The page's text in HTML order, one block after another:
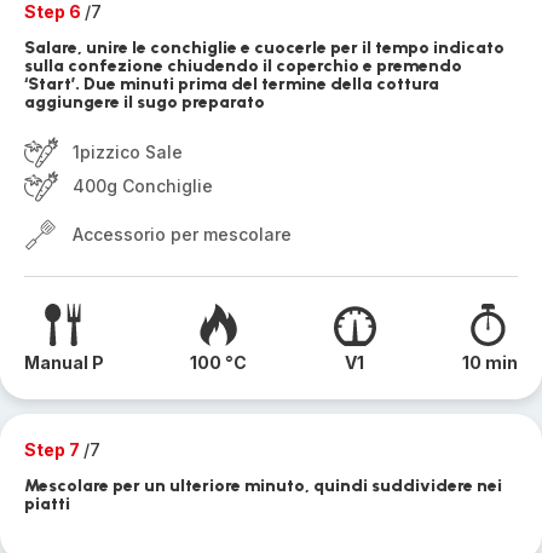
Step 6 /7
Salare, unire le conchiglie e cuocerle per il tempo indicato
sulla confezione chiudendo il coperchio e premendo
‘Start’. Due minuti prima del termine della cottura
aggiungere il sugo preparato
1pizzico Sale
400g Conchiglie
Accessorio per mescolare
Manual P 100 °C V1 10 min
Step 7 /7
Mescolare per un ulteriore minuto, quindi suddividere nei
piatti